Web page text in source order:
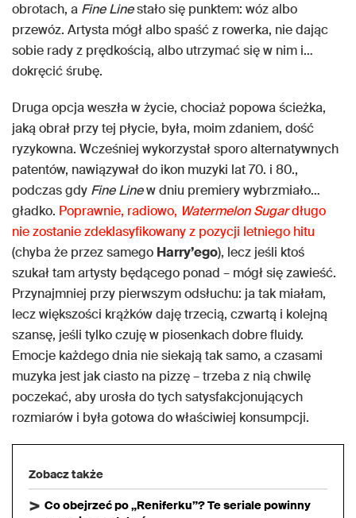
obrotach, a Fine Linestało się punktem: wóz albo
przewóz. Artysta mógł albo spaść z rowerka, nie dając
sobie rady z prędkością, albo utrzymać się w nim i…
dokręcić śrubę.
Druga opcja weszła w życie, chociaż popowa ścieżka,
jaką obrał przy tej płycie, była, moim zdaniem, dość
ryzykowna. Wcześniej wykorzystał sporo alternatywnych
patentów, nawiązywał do ikon muzyki lat 70. i 80.,
podczas gdy Fine Linew dniu premiery wybrzmiało…
gładko. Poprawnie, radiowo, Watermelon Sugardługo
nie zostanie zdeklasyfikowany z pozycji letniego hitu
(chyba że przez samego Harry’ego), lecz jeśli ktoś
szukał tam artysty będącego ponad – mógł się zawieść.
Przynajmniej przy pierwszym odsłuchu: ja tak miałam,
lecz większości krążków daję trzecią, czwartą i kolejną
szansę, jeśli tylko czuję w piosenkach dobre fluidy.
Emocje każdego dnia nie siekają tak samo, a czasami
muzyka jest jak ciasto na pizzę – trzeba z nią chwilę
poczekać, aby urosła do tych satysfakcjonujących
rozmiarów i była gotowa do właściwiej konsumpcji.
Zobacz także
Co obejrzeć po „Reniferku”? Te seriale powinny